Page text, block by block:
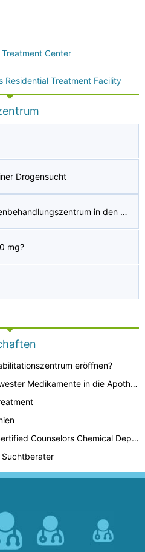
Center
Residential Treatment Facility
Drogensucht
Welches ist das beste Drogenbehandlungszentrum in den USA?
mg?
eröffnen?
Kann eine Krankenschwester Medikamente in die Apotheke rufen, wenn sie nur die Nummer des Arztes hat?
Voraussetzungen für Certified Counselors Chemical Dependency in Ohio